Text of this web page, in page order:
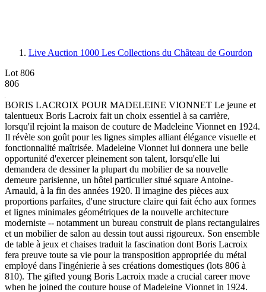
Live Auction 1000 Les Collections du Château de Gourdon
Lot 806
806
BORIS LACROIX POUR MADELEINE VIONNET Le jeune et
talentueux Boris Lacroix fait un choix essentiel à sa carrière,
lorsqu'il rejoint la maison de couture de Madeleine Vionnet en 1924.
Il révèle son goût pour les lignes simples alliant élégance visuelle et
fonctionnalité maîtrisée. Madeleine Vionnet lui donnera une belle
opportunité d'exercer pleinement son talent, lorsqu'elle lui
demandera de dessiner la plupart du mobilier de sa nouvelle
demeure parisienne, un hôtel particulier situé square Antoine-
Arnauld, à la fin des années 1920. Il imagine des pièces aux
proportions parfaites, d'une structure claire qui fait écho aux formes
et lignes minimales géométriques de la nouvelle architecture
moderniste -- notamment un bureau construit de plans rectangulaires
et un mobilier de salon au dessin tout aussi rigoureux. Son ensemble
de table à jeux et chaises traduit la fascination dont Boris Lacroix
fera preuve toute sa vie pour la transposition appropriée du métal
employé dans l'ingénierie à ses créations domestiques (lots 806 à
810). The gifted young Boris Lacroix made a crucial career move
when he joined the couture house of Madeleine Vionnet in 1924.